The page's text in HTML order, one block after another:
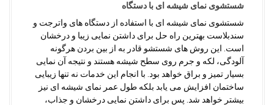
شستشوی نمای شیشه ای با دستگاه
شستشوی نمای شیشه ای با استفاده از دستگاه های واترجت و
سندبلاست بهترین راه حل برای داشتن نمایی زیبا و درخشان
است. این روش های شستشو قادر به از بین بردن هرگونه
آلودگی، لکه و جرم روی سطح شیشه هستند و نتیجه آن نمایی
بسیار تمیز و براق خواهد بود. با انجام این خدمات نه تنها زیبایی
ساختمان افزایش می یابد بلکه طول عمر نمای شیشه ای نیز
بیشتر خواهد شد. پس برای داشتن نمایی درخشان و جذاب،